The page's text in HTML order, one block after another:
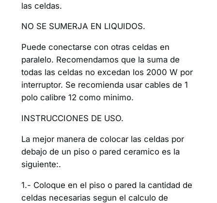
las celdas.
NO SE SUMERJA EN LIQUIDOS.
Puede conectarse con otras celdas en
paralelo. Recomendamos que la suma de
todas las celdas no excedan los 2000 W por
interruptor. Se recomienda usar cables de 1
polo calibre 12 como minimo.
INSTRUCCIONES DE USO.
La mejor manera de colocar las celdas por
debajo de un piso o pared ceramico es la
siguiente:.
1.- Coloque en el piso o pared la cantidad de
celdas necesarias segun el calculo de